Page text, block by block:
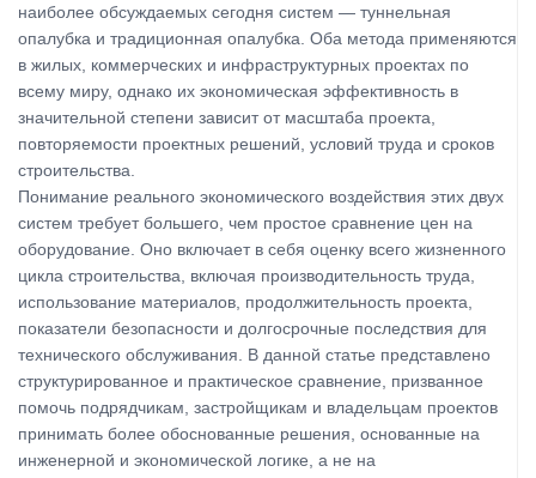
наиболее обсуждаемых сегодня систем — туннельная
опалубка и традиционная опалубка. Оба метода применяются
в жилых, коммерческих и инфраструктурных проектах по
всему миру, однако их экономическая эффективность в
значительной степени зависит от масштаба проекта,
повторяемости проектных решений, условий труда и сроков
строительства.
Понимание реального экономического воздействия этих двух
систем требует большего, чем простое сравнение цен на
оборудование. Оно включает в себя оценку всего жизненного
цикла строительства, включая производительность труда,
использование материалов, продолжительность проекта,
показатели безопасности и долгосрочные последствия для
технического обслуживания. В данной статье представлено
структурированное и практическое сравнение, призванное
помочь подрядчикам, застройщикам и владельцам проектов
принимать более обоснованные решения, основанные на
инженерной и экономической логике, а не на